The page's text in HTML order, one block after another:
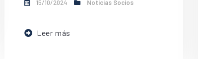
15/10/2024 Noticias Socios
Leer más